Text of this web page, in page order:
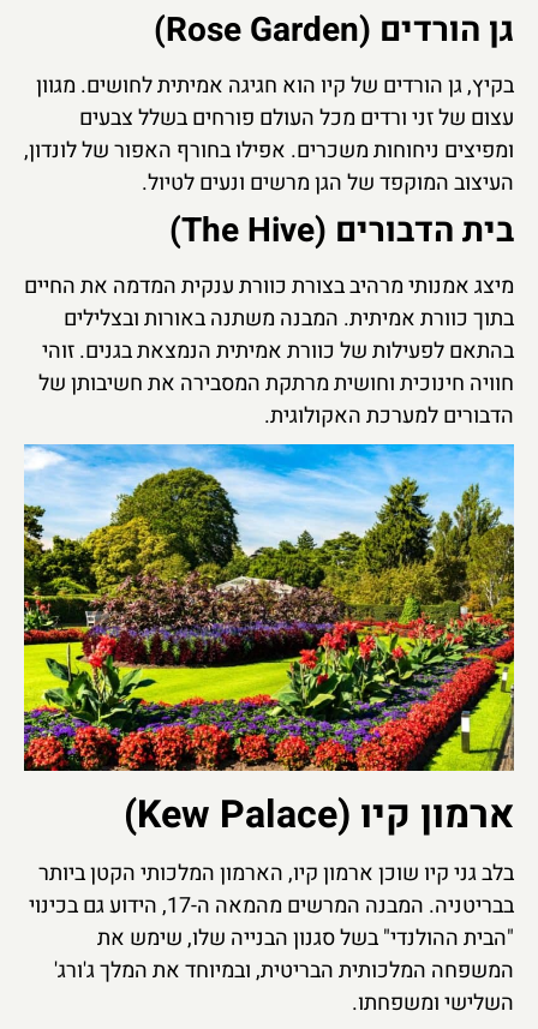
גן הורדים (Rose Garden)
בקיץ, גן הורדים של קיו הוא חגיגה אמיתית לחושים. מגוון
עצום של זני ורדים מכל העולם פורחים בשלל צבעים
ומפיצים ניחוחות משכרים. אפילו בחורף האפור של לונדון,
העיצוב המוקפד של הגן מרשים ונעים לטיול.
בית הדבורים (The Hive)
מיצג אמנותי מרהיב בצורת כוורת ענקית המדמה את החיים
בתוך כוורת אמיתית. המבנה משתנה באורות ובצלילים
בהתאם לפעילות של כוורת אמיתית הנמצאת בגנים. זוהי
חוויה חינוכית וחושית מרתקת המסבירה את חשיבותן של
הדבורים למערכת האקולוגית.
ארמון קיו (Kew Palace)
בלב גני קיו שוכן ארמון קיו, הארמון המלכותי הקטן ביותר
בבריטניה. המבנה המרשים מהמאה ה-17, הידוע גם בכינוי
"הבית ההולנדי" בשל סגנון הבנייה שלו, שימש את
המשפחה המלכותית הבריטית, ובמיוחד את המלך ג'ורג'
השלישי ומשפחתו.